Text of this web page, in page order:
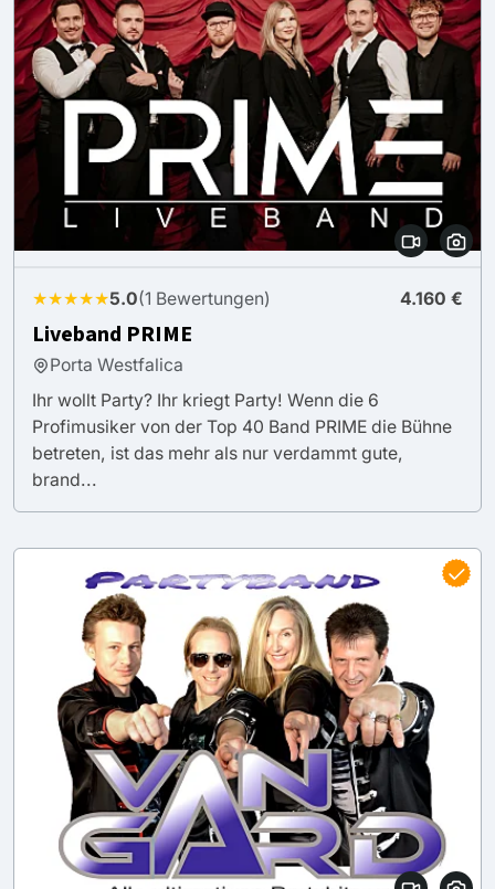
★★★★★5.0(1 Bewertungen) 4.160 €
Liveband PRIME
Porta Westfalica
Ihr wollt Party? Ihr kriegt Party! Wenn die 6
Profimusiker von der Top 40 Band PRIME die Bühne
betreten, ist das mehr als nur verdammt gute,
brand...